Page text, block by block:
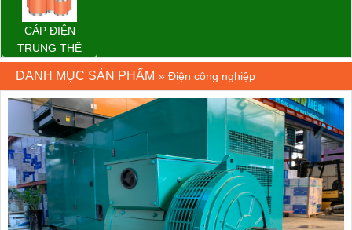
CÁP ĐIỆN
TRUNG THẾ
DANH MỤC SẢN PHẨM » Điện công nghiệp